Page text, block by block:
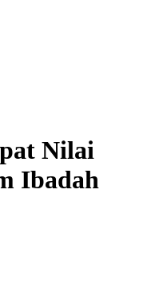
Nilai
Ibadah